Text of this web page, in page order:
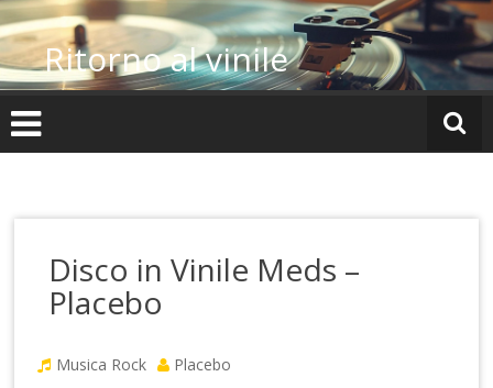
Vai
al
contenutoRitorno al vinile
Disco in Vinile Meds –
Placebo
Musica Rock Placebo